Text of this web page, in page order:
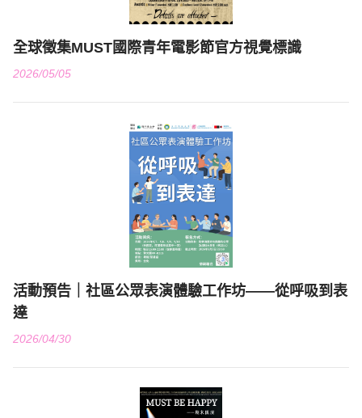
全球徵集MUST國際青年電影節官方視覺標識
2026/05/05
活動預告｜社區公眾表演體驗工作坊——從呼吸到表
達
2026/04/30